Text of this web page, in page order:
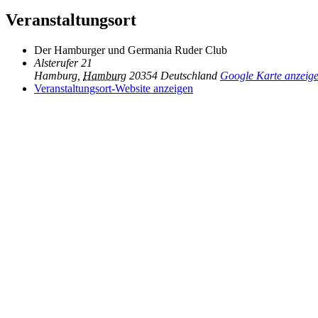
Veranstaltungsort
Der Hamburger und Germania Ruder Club
Alsterufer 21
Hamburg Hamburg 20354 Deutschland Google Karte
Veranstaltungsort-Website anzeigen